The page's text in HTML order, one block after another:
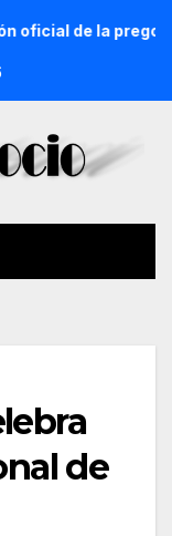
de la pregonera
de